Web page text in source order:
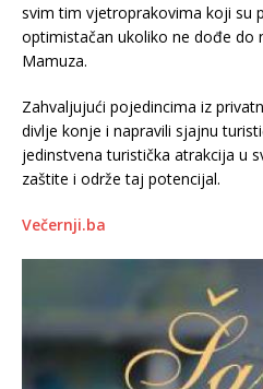
svim tim vjetroprakovima koji su
optimistačan ukoliko ne dođe do
Mamuza.
Zahvaljujući pojedincima iz
divlje konje i napravili sjajnu
jedinstvena turistička atrakcija u
zaštite i održe taj potencijal.
Večernji.ba